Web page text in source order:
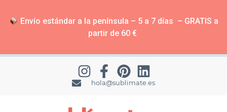
Envío estándar a la península – 5 a 7 días – GRATIS a
partir de 60 €
hola@sublimate.es